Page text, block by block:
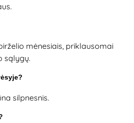
mėnesiais, priklausomai
sąlygų.
silpnesnis.